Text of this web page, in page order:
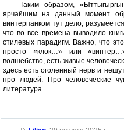
Таким образом,
ярчайшим на данный момент
винтерпанком тут дело,
что во все времена выводило
стилевых парадигм. Важно, что
просто «клок…» или
волшебство, есть живые
здесь есть оголенный нерв и
про людей. Про человеческие
литература.